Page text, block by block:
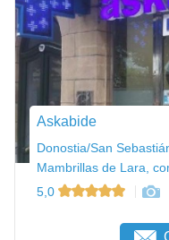
Askabide
Donostia/San
Mambrillas de Lara,
5,0